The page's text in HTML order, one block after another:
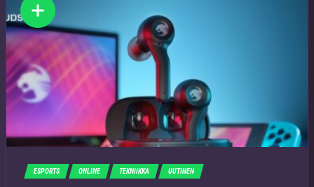
ESPORTS ONLINE TEKNIIKKA UUTINEN